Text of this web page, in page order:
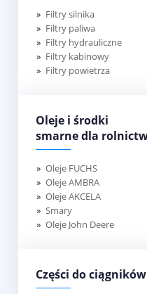
Filtry silnika
Filtry paliwa
Filtry hydrauliczne
Filtry kabinowy
Filtry powietrza
Oleje i środki
smarne dla
Oleje FUCHS
Oleje AMBRA
Oleje AKCELA
Smary
Oleje John Deere
Części do